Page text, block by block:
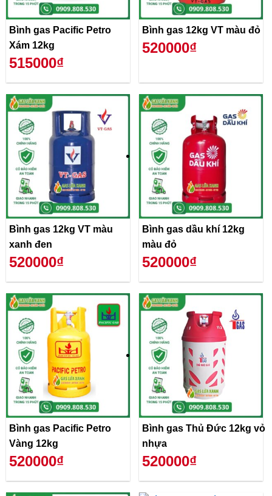
Bình gas Pacific Petro
Xám 12kg
515000₫
Bình gas 12kg VT màu đỏ
520000₫
Bình gas 12kg VT màu
xanh đen
520000₫
Bình gas dầu khí 12kg
màu đỏ
520000₫
Bình gas Pacific Petro
Vàng 12kg
520000₫
Bình gas Thủ Đức 12kg vỏ
nhựa
520000₫